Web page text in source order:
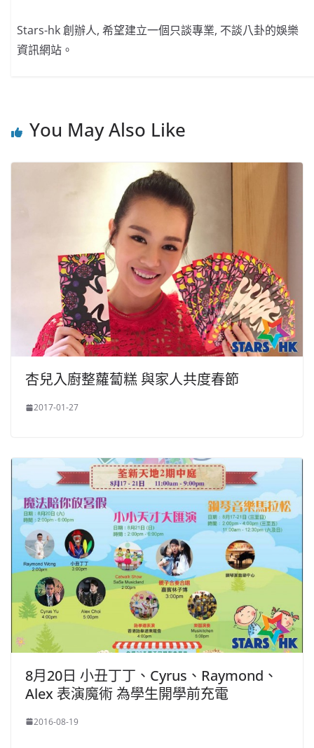
Stars-hk 創辦人, 希望建立一個只談專業, 不談八卦的娛樂
資訊網站。
You May Also Like
杏兒入廚整蘿蔔糕 與家人共度春節
2017-01-27
8月20日 小丑丁丁、Cyrus、Raymond、
Alex 表演魔術 為學生開學前充電
2016-08-19